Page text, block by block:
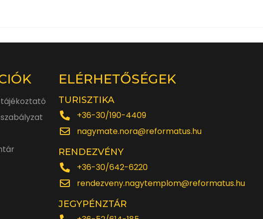
ELÉRHETŐSÉGEK
TURISZTIKA
+36-30/190-4409
nagymate.nora@reformatus.hu
RENDEZVÉNY
+36-30/642-6220
rendezveny.nagytemplom@reformatus.hu
JEGYPÉNZTÁR